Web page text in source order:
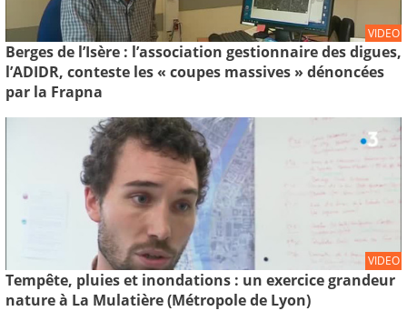
VIDEO
Berges de l’Isère : l’association gestionnaire des digues,
l’ADIDR, conteste les « coupes massives » dénoncées
par la Frapna
VIDEO
Tempête, pluies et inondations : un exercice grandeur
nature à La Mulatière (Métropole de Lyon)